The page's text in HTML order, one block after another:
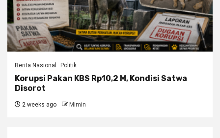
Berita Nasional Politik
Korupsi Pakan KBS Rp10,2 M, Kondisi Satwa
Disorot
2 weeks ago Mimin